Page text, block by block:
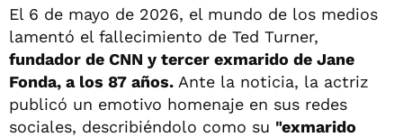
El 6 de mayo de 2026, el mundo de los medios
lamentó el fallecimiento de Ted Turner,
fundador de CNN y tercer exmarido de Jane
Fonda, a los 87 años. Ante la noticia, la actriz
publicó un emotivo homenaje en sus redes
sociales, describiéndolo como su "exmarido